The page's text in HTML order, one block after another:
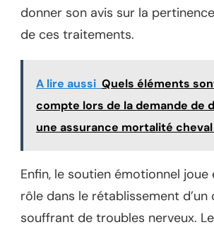
donner son avis sur la
de ces traitements.
A lire aussi Quels éléments
compte lors de la demande de
une assurance mortalité cheval
Enfin, le soutien émotionnel joue
rôle dans le rétablissement d’un
souffrant de troubles nerveux.